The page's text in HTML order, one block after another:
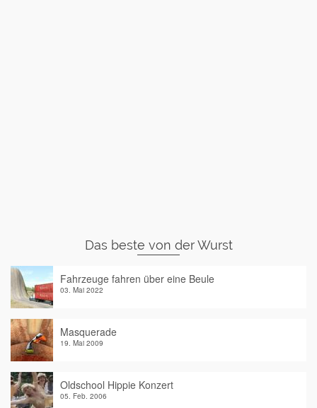
Das beste von der Wurst
Fahrzeuge fahren über eine Beule
03. Mai 2022
Masquerade
19. Mai 2009
Oldschool Hippie Konzert
05. Feb. 2006